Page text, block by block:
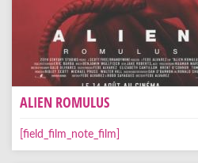
ALIEN ROMULUS
[field_film_note_film]